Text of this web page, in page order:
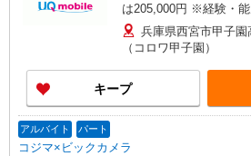
は205,000円 ※経験・能
兵庫県西宮市甲子
（コロワ甲子園）
キープ
アルバイト パート
コジマ×ビックカメラ